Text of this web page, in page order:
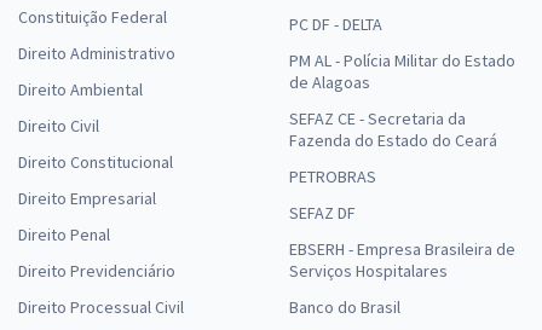
Constituição Federal
Direito Administrativo
Direito Ambiental
Direito Civil
Direito Constitucional
Direito Empresarial
Direito Penal
Direito Previdenciário
Direito Processual Civil
PC DF - DELTA
PM AL - Polícia Militar do Estado
de Alagoas
SEFAZ CE - Secretaria da
Fazenda do Estado do Ceará
PETROBRAS
SEFAZ DF
EBSERH - Empresa Brasileira de
Serviços Hospitalares
Banco do Brasil